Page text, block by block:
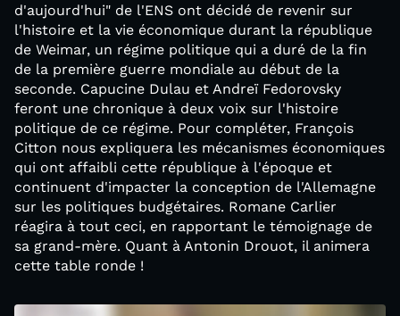
d'aujourd'hui" de l'ENS ont décidé de revenir sur
l'histoire et la vie économique durant la république
de Weimar, un régime politique qui a duré de la fin
de la première guerre mondiale au début de la
seconde. Capucine Dulau et Andreï Fedorovsky
feront une chronique à deux voix sur l'histoire
politique de ce régime. Pour compléter, François
Citton nous expliquera les mécanismes économiques
qui ont affaibli cette république à l'époque et
continuent d'impacter la conception de l'Allemagne
sur les politiques budgétaires. Romane Carlier
réagira à tout ceci, en rapportant le témoignage de
sa grand-mère. Quant à Antonin Drouot, il animera
cette table ronde !